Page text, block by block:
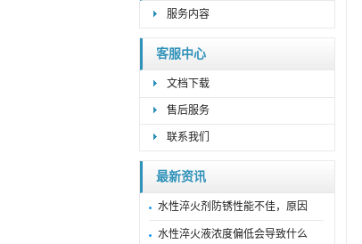
服务内容
客服中心
文档下载
售后服务
联系我们
最新资讯
水性淬火剂防锈性能不佳，原因
水性淬火液浓度偏低会导致什么